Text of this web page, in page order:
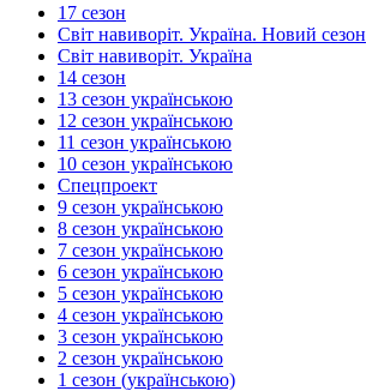
17 сезон
Світ навиворіт. Україна. Новий сезон
Світ навиворіт. Україна
14 сезон
13 сезон українською
12 сезон українською
11 сезон українською
10 сезон українською
Спецпроект
9 сезон українською
8 сезон українською
7 сезон українською
6 сезон українською
5 сезон українською
4 сезон українською
3 сезон українською
2 сезон українською
1 сезон (українською)